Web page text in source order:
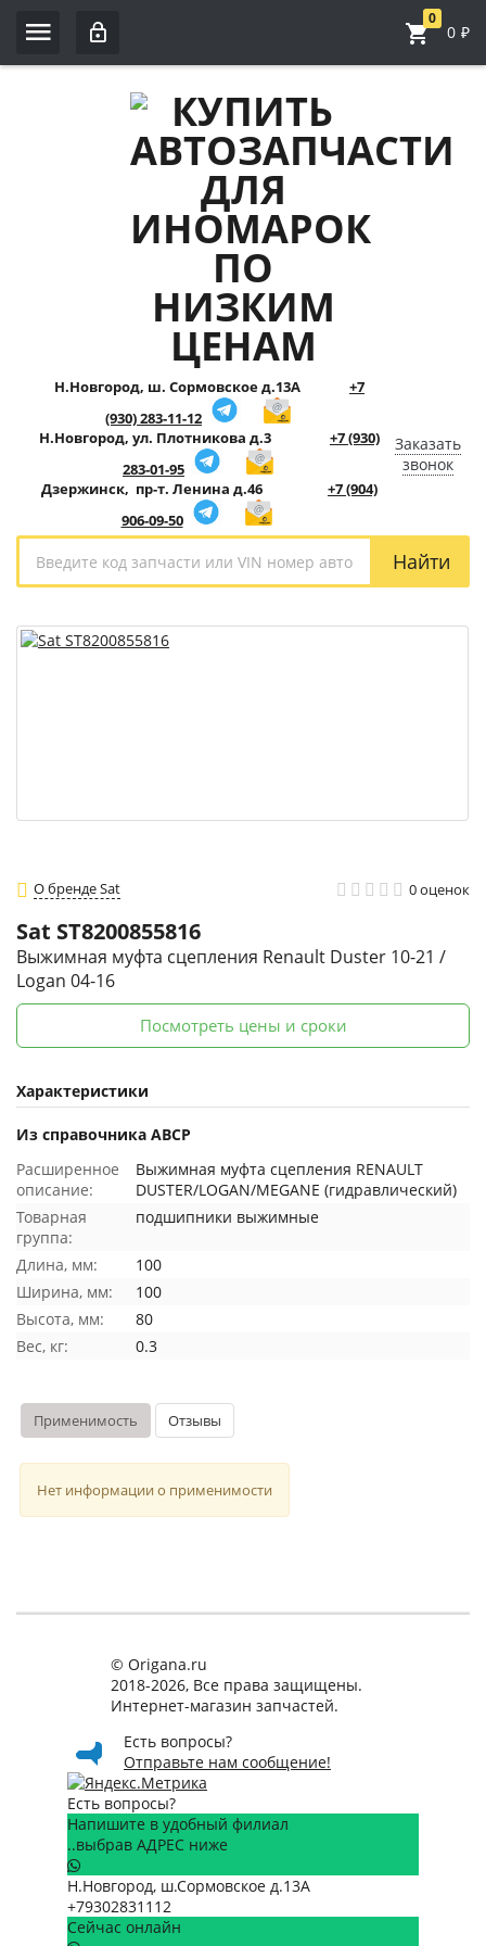
0
0 ₽
Н.Новгород, ш. Сормовское д.13А +7
(930) 283-11-12
Н.Новгород, ул. Плотникова д.3
+7 (930)
283-01-95
Дзержинск, пр-т. Ленина д.46
+7 (904)
906-09-50
Заказать
звонок
Найти
О бренде Sat 0 оценок
Sat ST8200855816
Выжимная муфта сцепления Renault Duster 10-21 /
Logan 04-16
Посмотреть цены и сроки
Характеристики
Из справочника ABCP
Расширенное
описание:
Выжимная муфта сцепления RENAULT
DUSTER/LOGAN/MEGANE (гидравлический)
Товарная
группа:
подшипники выжимные
Длина, мм:
100
Ширина, мм:
100
Высота, мм:
80
Вес, кг:
0.3
Применимость Отзывы
Нет информации о применимости
© Origana.ru
2018-2026, Все права защищены.
Интернет-магазин запчастей.
Есть вопросы?
Отправьте нам сообщение!
Есть вопросы?
Напишите в удобный филиал
..выбрав АДРЕС ниже
Н.Новгород, ш.Сормовское д.13А
+79302831112
Сейчас онлайн